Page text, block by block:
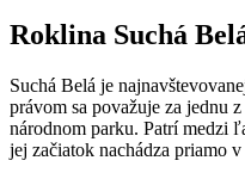
Roklina Suchá
Suchá Belá je
právom sa považuje za jednu
národnom parku. Patrí medzi
jej začiatok nachádza priamo